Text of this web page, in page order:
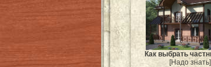
Как выбрать
[Надо знать]